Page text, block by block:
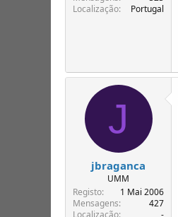
Localização
Portugal
J
jbraganca
UMM
Registo
1 Mai 2006
Mensagens
427
Localização
-